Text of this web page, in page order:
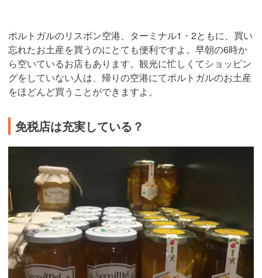
ポルトガルのリスボン空港、ターミナル1・2ともに、買い
忘れたお土産を買うのにとても便利ですよ。早朝の6時か
ら空いているお店もあります。観光に忙しくてショッピン
グをしていない人は、帰りの空港にてポルトガルのお土産
をほどんど買うことができますよ。
免税店は充実している？